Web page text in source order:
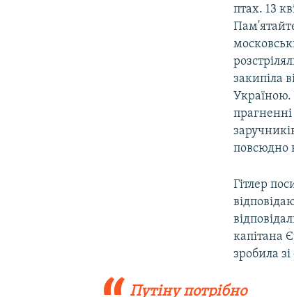
птах. 13
закипіла
Україною.
повсюдно
Гітлер
капітана
зробила
Путіну потрібно